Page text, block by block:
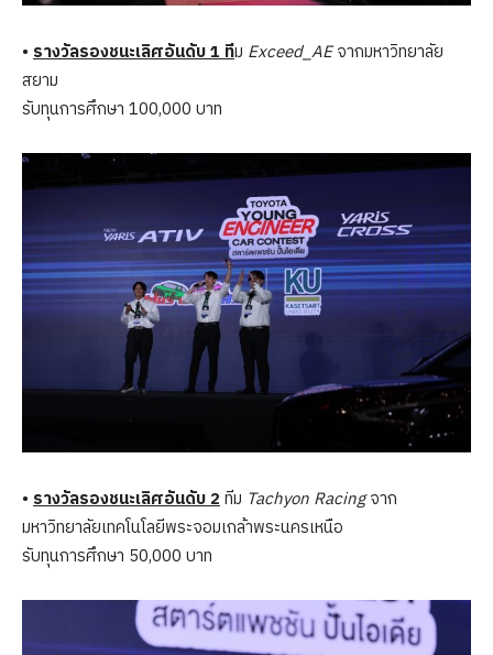
• รางวัลรองชนะเลิศอันดับ 1 ทีม Exceed_AEจากมหาวิทยาลัย
สยาม
รับทุนการศึกษา 100,000 บาท
• รางวัลรองชนะเลิศอันดับ 2ทีม Tachyon Racingจาก
มหาวิทยาลัยเทคโนโลยีพระจอมเกล้าพระนครเหนือ
รับทุนการศึกษา 50,000 บาท